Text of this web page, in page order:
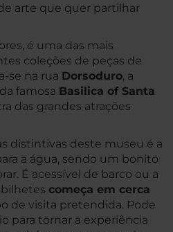
arte que quer partilhar
é uma das mais
coleções de peças de
se na rua Dorsoduro, a
famosa Basilica of Santa
das grandes atrações
distintivas deste museu é a
a água, sendo um bonito
É acessível de barco ou a
começa em cerca
de visita pretendida. Pode
para tornar a experiência